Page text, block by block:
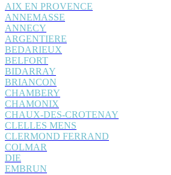
AIX EN PROVENCE
ANNEMASSE
ANNECY
ARGENTIERE
BEDARIEUX
BELFORT
BIDARRAY
BRIANCON
CHAMBERY
CHAMONIX
CHAUX-DES-CROTENAY
CLELLES MENS
CLERMOND FERRAND
COLMAR
DIE
EMBRUN